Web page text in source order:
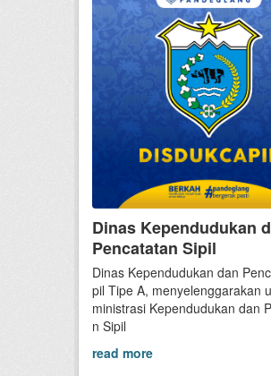
Dinas Kependudukan
Pencatatan Sipil
Dinas Kependudukan dan
pil Tipe A, menyelenggarakan
ministrasi Kependudukan dan
n Sipil
read more